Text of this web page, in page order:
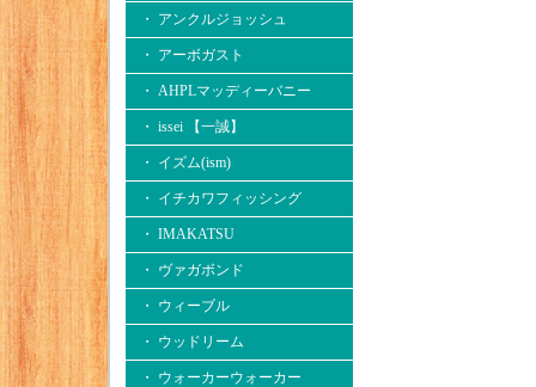
・ アンクルジョッシュ
・ アーボガスト
・ AHPLマッディーバニー
・ issei 【一誠】
・ イズム(ism)
・ イチカワフィッシング
・ IMAKATSU
・ ヴァガボンド
・ ウィーブル
・ ウッドリーム
・ ウォーカーウォーカー